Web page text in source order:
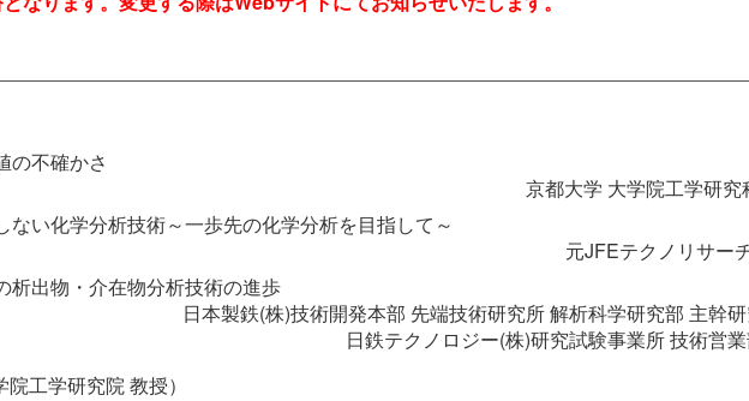
の不確かさ
京都大学 大学院工学研
ない化学分析技術～一歩先の化学分析を目指して～
元JFEテクノリサ
析出物・介在物分析技術の進歩
日本製鉄(株)技術開発本部 先端技術研究所 解析科学研究部 主
日鉄テクノロジー(株)研究試験事業所 技術
工学研究院 教授）